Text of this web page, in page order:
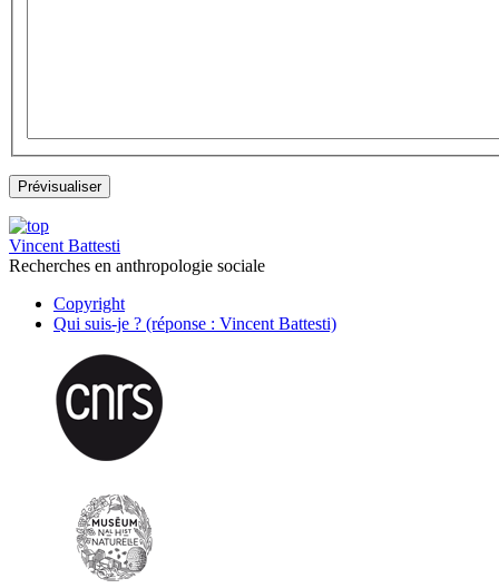
Vincent Battesti
Recherches en anthropologie sociale
Copyright
Qui suis-je ? (réponse : Vincent Battesti)